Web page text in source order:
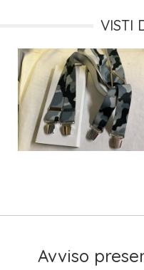
VISTI
Avviso